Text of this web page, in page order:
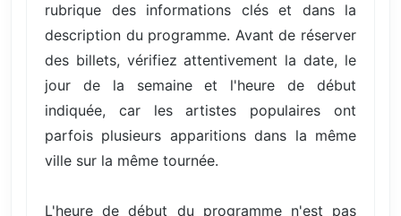
rubrique des informations clés et dans la
description du programme. Avant de réserver
des billets, vérifiez attentivement la date, le
jour de la semaine et l'heure de début
indiquée, car les artistes populaires ont
parfois plusieurs apparitions dans la même
ville sur la même tournée.
L'heure de début du programme n'est pas